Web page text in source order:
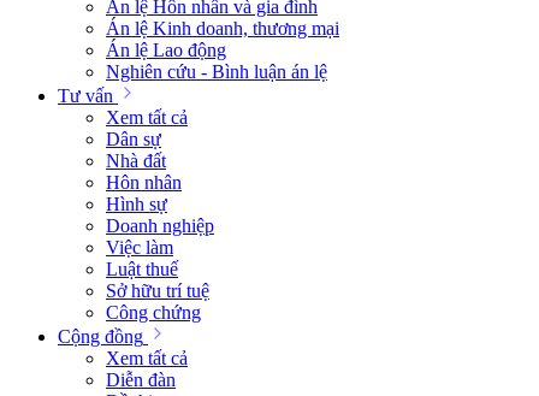
Án lệ Hôn nhân và gia đình
Án lệ Kinh doanh, thương mại
Án lệ Lao động
Nghiên cứu - Bình luận án lệ
Tư vấn
Xem tất cả
Dân sự
Nhà đất
Hôn nhân
Hình sự
Doanh nghiệp
Việc làm
Luật thuế
Sở hữu trí tuệ
Công chứng
Cộng đồng
Xem tất cả
Diễn đàn